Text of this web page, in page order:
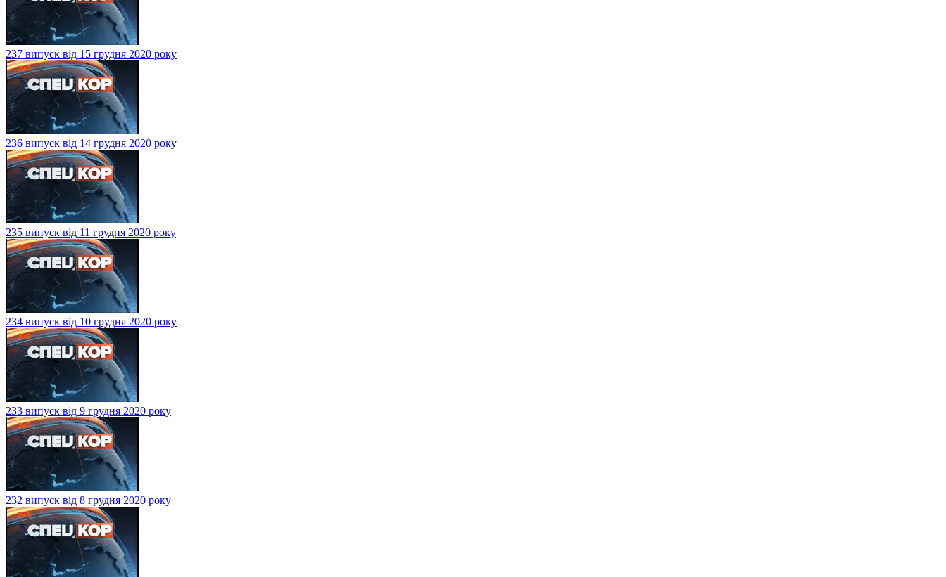
237 випуск від 15 грудня 2020 року
236 випуск від 14 грудня 2020 року
235 випуск від 11 грудня 2020 року
234 випуск від 10 грудня 2020 року
233 випуск від 9 грудня 2020 року
232 випуск від 8 грудня 2020 року